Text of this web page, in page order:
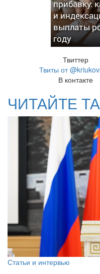
прибавку:
и
выплаты
году
Твиттер
Твиты от
В контакте
ЧИТАЙТЕ
Статьи и интервью